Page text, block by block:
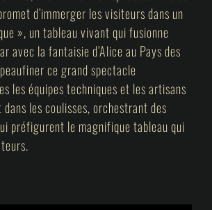
d’immerger les visiteurs dans un
», un tableau vivant qui fusionne
avec la fantaisie d’Alice au Pays des
ce grand spectacle
les équipes techniques et les artisans
dans les coulisses, orchestrant des
préfigurent le magnifique tableau qui